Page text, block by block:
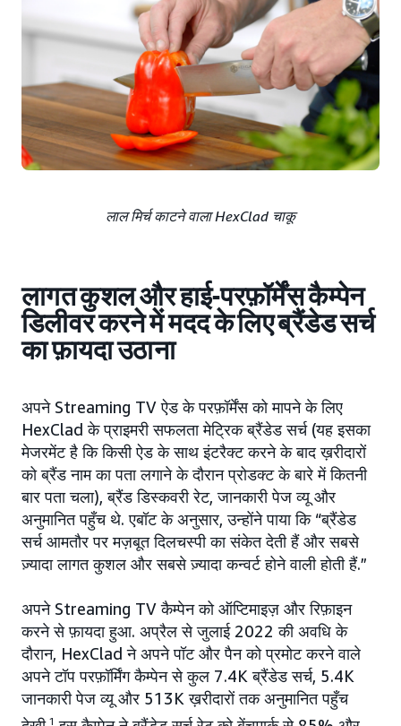
लाल मिर्च काटने वाला HexClad चाकू
लागत कुशल और हाई-परफ़ॉर्मेंस कैम्पेन
डिलीवर करने में मदद के लिए ब्रैंडेड सर्च
का फ़ायदा उठाना
अपने Streaming TV ऐड के परफ़ॉर्मेंस को मापने के लिए
HexClad के प्राइमरी सफलता मेट्रिक ब्रैंडेड सर्च (यह इसका
मेजरमेंट है कि किसी ऐड के साथ इंटरैक्ट करने के बाद ख़रीदारों
को ब्रैंड नाम का पता लगाने के दौरान प्रोडक्ट के बारे में कितनी
बार पता चला), ब्रैंड डिस्कवरी रेट, जानकारी पेज व्यू और
अनुमानित पहुँच थे. एबॉट के अनुसार, उन्होंने पाया कि “ब्रैंडेड
सर्च आमतौर पर मज़बूत दिलचस्पी का संकेत देती हैं और सबसे
ज़्यादा लागत कुशल और सबसे ज़्यादा कन्वर्ट होने वाली होती हैं.”
अपने Streaming TV कैम्पेन को ऑप्टिमाइज़ और रिफ़ाइन
करने से फ़ायदा हुआ. अप्रैल से जुलाई 2022 की अवधि के
दौरान, HexClad ने अपने पॉट और पैन को प्रमोट करने वाले
अपने टॉप परफ़ॉर्मिंग कैम्पेन से कुल 7.4K ब्रैंडेड सर्च, 5.4K
जानकारी पेज व्यू और 513K ख़रीदारों तक अनुमानित पहुँच
1